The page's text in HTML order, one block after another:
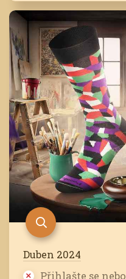
Duben 2024
Přihlašte se